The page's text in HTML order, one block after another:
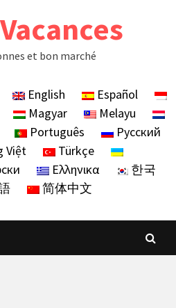
et bon marché
English
Español
Magyar
Melayu
Português
Русский
Việt
Türkçe
Ελληνικα
한국
简体中文